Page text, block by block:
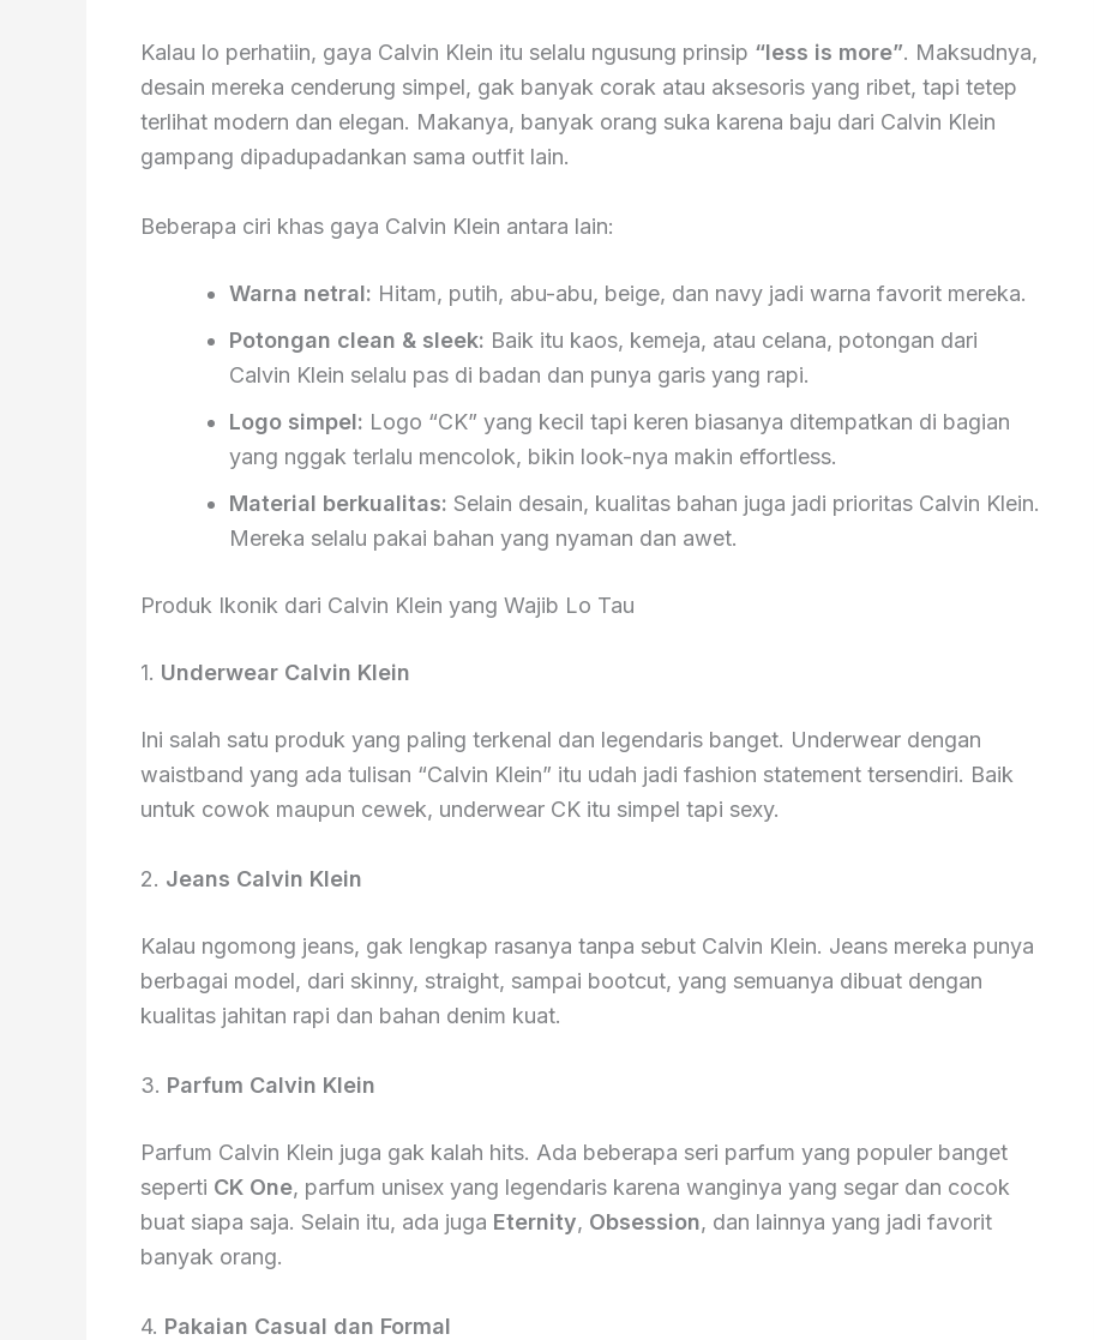
Kalau lo perhatiin, gaya Calvin Klein itu selalu ngusung prinsip “less is more”. Maksudnya,
desain mereka cenderung simpel, gak banyak corak atau aksesoris yang ribet, tapi tetep
terlihat modern dan elegan. Makanya, banyak orang suka karena baju dari Calvin Klein
gampang dipadupadankan sama outfit lain.
Beberapa ciri khas gaya Calvin Klein antara lain:
Warna netral: Hitam, putih, abu-abu, beige, dan navy jadi warna favorit mereka.
Potongan clean & sleek: Baik itu kaos, kemeja, atau celana, potongan dari
Calvin Klein selalu pas di badan dan punya garis yang rapi.
Logo simpel: Logo “CK” yang kecil tapi keren biasanya ditempatkan di bagian
yang nggak terlalu mencolok, bikin look-nya makin effortless.
Material berkualitas: Selain desain, kualitas bahan juga jadi prioritas Calvin Klein.
Mereka selalu pakai bahan yang nyaman dan awet.
Produk Ikonik dari Calvin Klein yang Wajib Lo Tau
1. Underwear Calvin Klein
Ini salah satu produk yang paling terkenal dan legendaris banget. Underwear dengan
waistband yang ada tulisan “Calvin Klein” itu udah jadi fashion statement tersendiri. Baik
untuk cowok maupun cewek, underwear CK itu simpel tapi sexy.
2. Jeans Calvin Klein
Kalau ngomong jeans, gak lengkap rasanya tanpa sebut Calvin Klein. Jeans mereka punya
berbagai model, dari skinny, straight, sampai bootcut, yang semuanya dibuat dengan
kualitas jahitan rapi dan bahan denim kuat.
3. Parfum Calvin Klein
Parfum Calvin Klein juga gak kalah hits. Ada beberapa seri parfum yang populer banget
seperti CK One, parfum unisex yang legendaris karena wanginya yang segar dan cocok
buat siapa saja. Selain itu, ada juga Eternity, Obsession, dan lainnya yang jadi favorit
banyak orang.
4. Pakaian Casual dan Formal